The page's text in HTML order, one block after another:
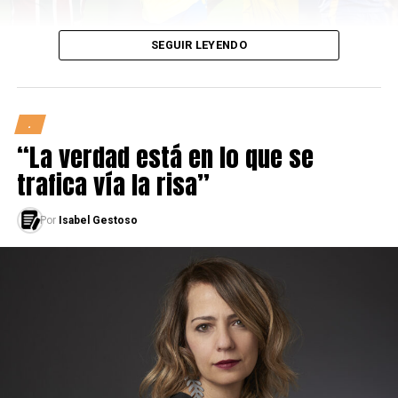
En los nueve torneos de 1991 hasta 1999 compitieron
49 elencos. River, Boca e Independiente tuvieron
asistencia perfecta. El “Millonario” sumó seis títulos
SEGUIR LEYENDO
.
“La verdad está en lo que se
trafica vía la risa”
Por Isabel Gestoso